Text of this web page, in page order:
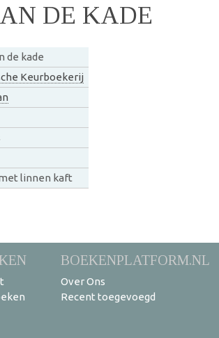
DE KADE
de kade
Keurboekerij
linnen kaft
BOEKENPLATFORM.NL
Over Ons
Recent toegevoegd